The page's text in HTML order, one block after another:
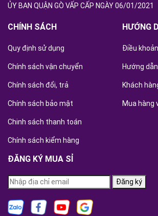
ỦY BAN QUẬN GÒ VẤP CẤP NGÀY 06/01/2021
CHÍNH SÁCH
Quy định sử dụng
Chính sách vận chuyển
Chính sách đổi, trả
Chính sách bảo mật
Chinh sách thanh toán
Chính sách kiểm hàng
HƯỚNG
Điều
Hướng
Khách
Mua hàng
ĐĂNG KÝ MUA SỈ
Đăng ký